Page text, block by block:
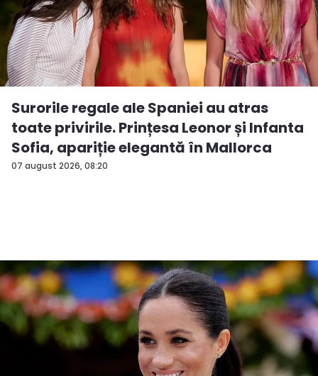
07 august 2026, 08:20
Surorile regale ale Spaniei au atras
toate privirile. Prințesa Leonor și Infanta
Sofia, apariție elegantă în Mallorca